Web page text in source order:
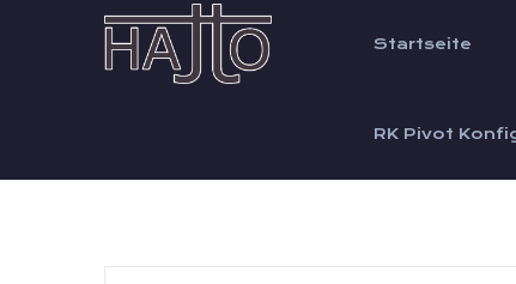
Startseite
RK Pivot